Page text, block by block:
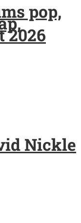
pop,
2026
Nickle